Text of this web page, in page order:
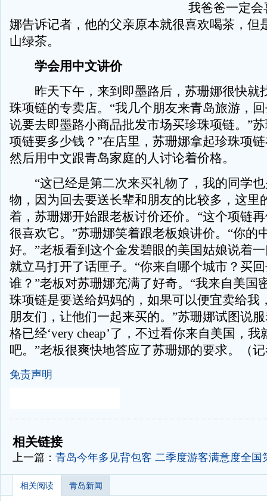
我爸爸一定会
娜告诉记者，他的父亲原本就很喜欢喝茶，但
山绿茶。
学会用中文讲价
昨天下午，来到即墨路后，苏珊娜很快就
珠项链的专卖店。“我几个朋友来青岛旅游，
说要去即墨路小商品批发市场买珍珠项链。”
项链要多少钱？”在店里，苏珊娜拿起珍珠项
然后用中文跟青岛家庭的人讨论着价格。
“这已经是第二次来买礼物了，我的同学也
物，因为回去要送长辈和朋友的比较多，这里
着，苏珊娜开始跟老板讨价还价。“这个项链
很喜欢它。”苏珊娜笑着跟老板娘讲价。“你的
好。”老板看到这个金发碧眼的美国姑娘说着
就立马打开了话匣子。“你来自哪个城市？买
谁？”老板对苏珊娜充满了好奇。“我来自美国
珠项链是要送给妈妈的，如果可以便宜卖给我
朋友们，让他们一起来买的。”苏珊娜试图说
格已经‘very cheap’了，不过看你来自美国，
吧。”老板很爽快地答应了苏珊娜的要求。（
免责声明
-
相关链接
上一篇： 青岛今年多见背包客 二季度游客满意度全国
相关阅读 青岛新闻